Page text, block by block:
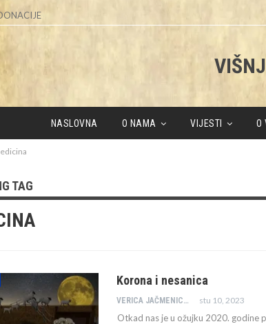
NASLOVNA O NAMA VIJESTI O
TAG
Korona i nesanica
VERICA JAČMENICA JAZBEC stu 10, 2023
Otkad nas je u ožujku 2020. godine